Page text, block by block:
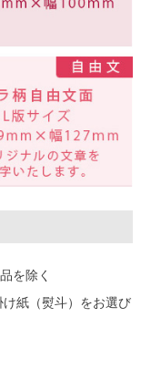
を除く
紙（熨斗）をお選び